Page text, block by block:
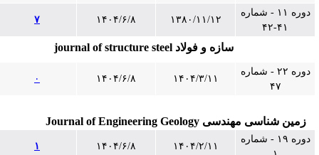
دوره ۱۱ - شماره
۴۱-۴۲
۱۳۸۰/۱۱/۱۲ ۱۴۰۴/۶/۸
سازه و فولاد journal of structure steel
دوره ۲۲ - شماره
۴۷
۱۴۰۴/۳/۱۱ ۱۴۰۴/۶/۸
زمین شناسی مهندسی Journal of Engineering Geology
دوره ۱۹ - شماره
۱۴۰۴/۲/۱۱ ۱۴۰۴/۶/۸